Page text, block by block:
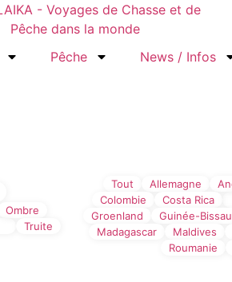
Pêche News / Infos
Ombre
Truite
Tout Allemagne
Colombie
Costa Rica
Groenland
Guinée-Bissau
Madagascar
Maldives
Roumanie